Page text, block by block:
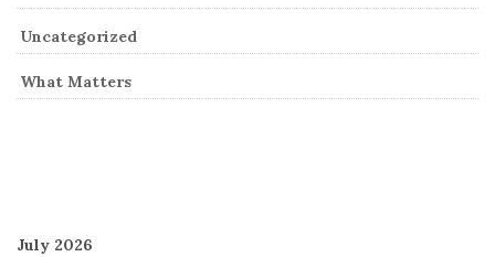
Uncategorized
What Matters
July 2026